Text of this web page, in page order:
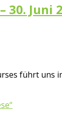
Juni
führt uns